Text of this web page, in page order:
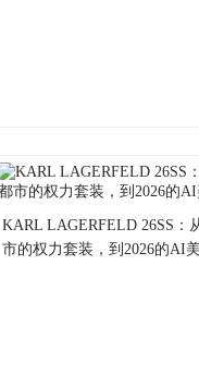
KARL LAGERFELD 26SS：
市的权力套装，到2026的AI